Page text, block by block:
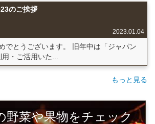
のご挨拶
2023.01.04
でとうございます。 旧年中は「ジャパン
・ご活用いた...
もっと見る
野菜や果物をチェック